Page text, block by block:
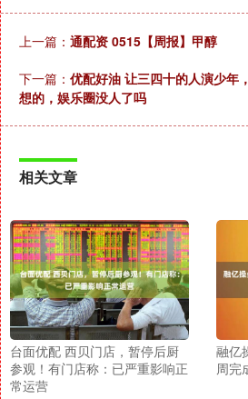
上一篇： 通配资 0515【周报】甲醇
下一篇： 优配好油 让三四十的人演少年
想的，娱乐圈没人了吗
相关文章
台面优配 西贝门店，暂停后厨
参观！有门店称：已严重影响正
常运营
融亿
周完